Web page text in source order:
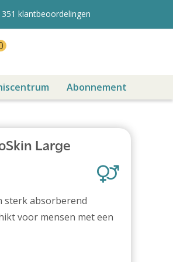
klantbeoordelingen
Abonnement
Large
sterk absorberend
voor mensen met een